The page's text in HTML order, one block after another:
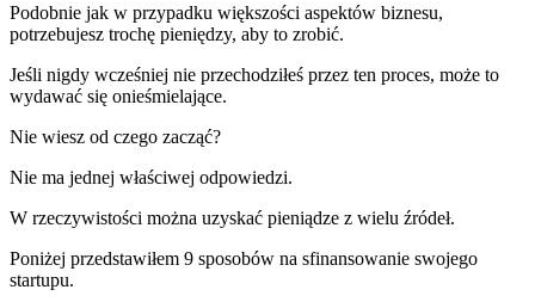
Podobnie jak w przypadku większości aspektów biznesu,
potrzebujesz trochę pieniędzy, aby to zrobić.
Jeśli nigdy wcześniej nie przechodziłeś przez ten proces, może to
wydawać się onieśmielające.
Nie wiesz od czego zacząć?
Nie ma jednej właściwej odpowiedzi.
W rzeczywistości można uzyskać pieniądze z wielu źródeł.
Poniżej przedstawiłem 9 sposobów na sfinansowanie swojego
startupu.